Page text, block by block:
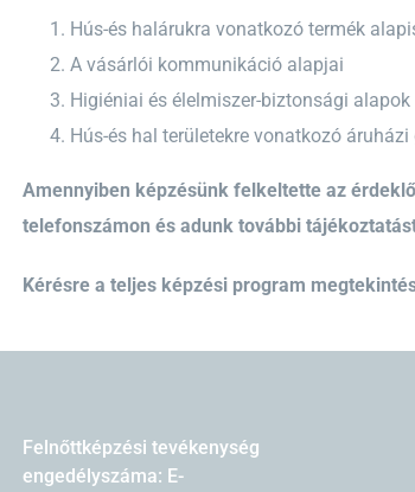
Hús-és halárukra vonatkozó termék
A vásárlói kommunikáció alapjai
Higiéniai és élelmiszer-biztonsági alapok
Hús-és hal területekre vonatkozó
Amennyiben képzésünk felkeltette az
telefonszámon és adunk további
Kérésre a teljes képzési program
Felnőttképzési tevékenység
engedélyszáma: E-